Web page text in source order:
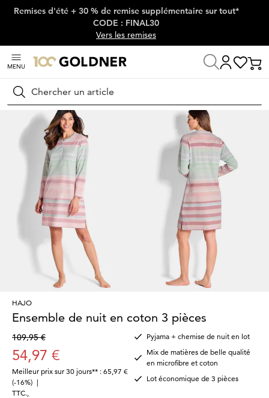
Passer la navigation, aller directement au contenu
Remises d'été + 30 % de remise supplémentaire sur tout*
CODE : FINAL30
Vers les remises
MENU
Rechercher
Maison Lingerie & maillots de bain
HAJO
Ensemble de nuit en coton 3 pièces
109,95 €
54,97 €
Meilleur prix sur 30 jours** : 65,97 €
(-16%) |
TTC.
Pyjama + chemise de nuit en lot
Mix de matières de belle qualité
en microfibre et coton
Lot économique de 3 pièces